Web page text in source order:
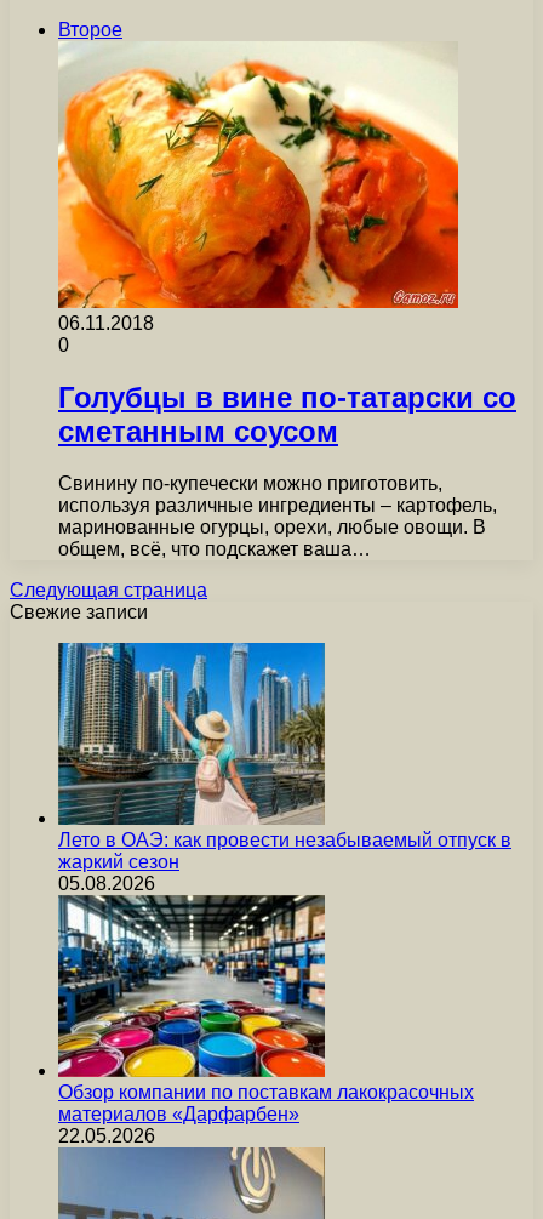
Второе
06.11.2018
0
Голубцы в вине по-татарски со
сметанным соусом
Свинину по-купечески можно приготовить,
используя различные ингредиенты – картофель,
маринованные огурцы, орехи, любые овощи. В
общем, всё, что подскажет ваша…
Следующая страница
Свежие записи
Лето в ОАЭ: как провести незабываемый отпуск в
жаркий сезон
05.08.2026
Обзор компании по поставкам лакокрасочных
материалов «Дарфарбен»
22.05.2026